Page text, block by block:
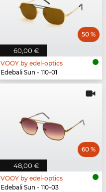
60,00 €
50 %
VOOY by edel-optics
Edebali Sun - 110-01
48,00 €
60 %
VOOY by edel-optics
Edebali Sun - 110-03